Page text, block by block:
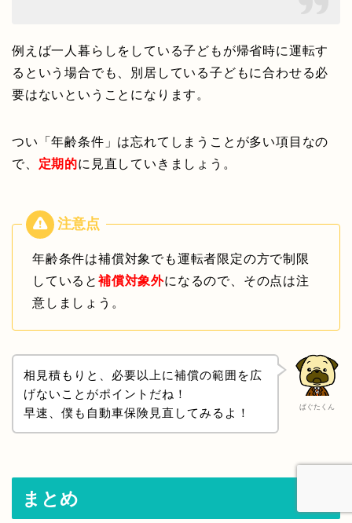
例えば一人暮らしをしている子どもが帰省時に運転す
るという場合でも、別居している子どもに合わせる必
要はないということになります。
つい「年齢条件」は忘れてしまうことが多い項目なの
で、 定期的に見直していきましょう。
年齢条件は補償対象でも運転者限定の方で制限
していると 補償対象外になるので、その点は注
意しましょう。
ぱぐたくん
相見積もりと、必要以上に補償の範囲を広
げないことがポイントだね！
早速、僕も自動車保険見直してみるよ！
まとめ